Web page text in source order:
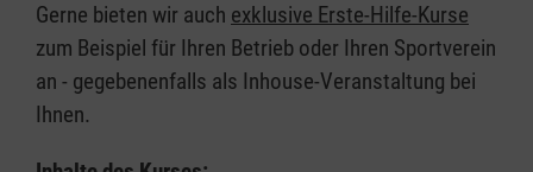
Gerne bieten wir auch exklusive Erste-Hilfe-Kurse
zum Beispiel für Ihren Betrieb oder Ihren Sportverein
an - gegebenenfalls als Inhouse-Veranstaltung bei
Ihnen.